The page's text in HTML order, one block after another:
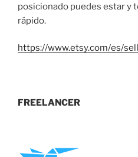
posicionado puedes estar y
rápido.
https://www.etsy.com/es/
FREELANCER